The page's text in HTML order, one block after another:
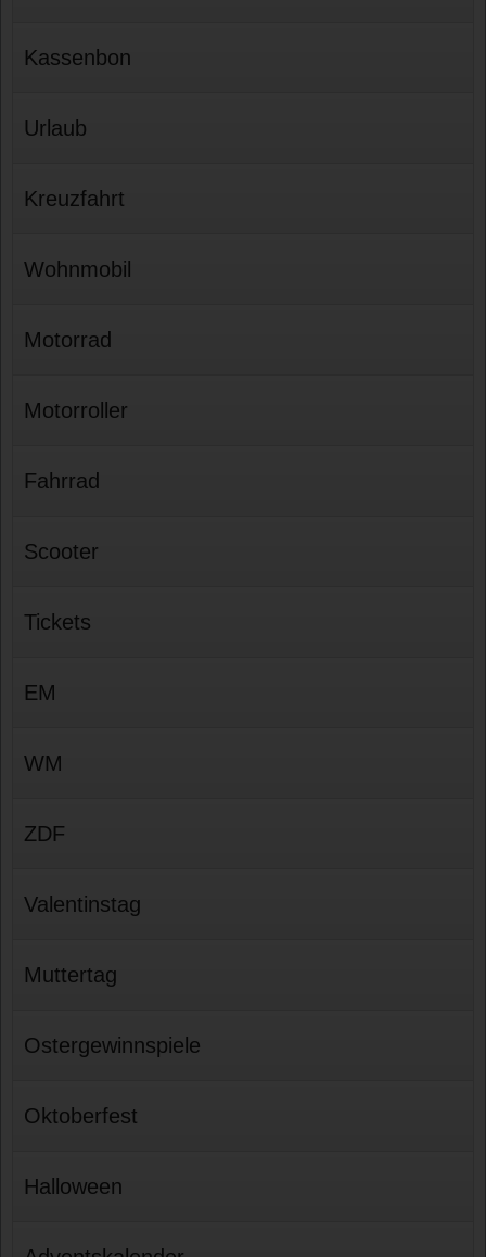
Kassenbon
Urlaub
Kreuzfahrt
Wohnmobil
Motorrad
Motorroller
Fahrrad
Scooter
Tickets
EM
WM
ZDF
Valentinstag
Muttertag
Ostergewinnspiele
Oktoberfest
Halloween